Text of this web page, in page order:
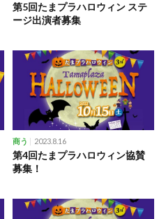
第5回たまプラハロウィン ステ
ージ出演者募集
商う 2023.8.16
第4回たまプラハロウィン協賛
募集！